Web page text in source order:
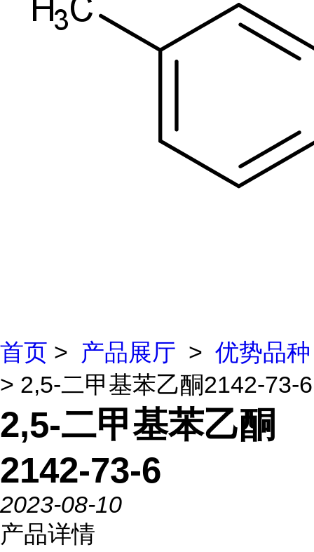
首页 > 产品展厅 > 优势品种
> 2,5-二甲基苯乙酮2142-73-6
2,5-二甲基苯乙酮
2142-73-6
2023-08-10
产品详情